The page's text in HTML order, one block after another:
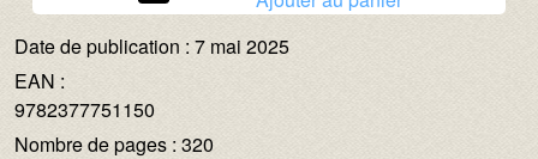
Date de publication : 7 mai 2025
EAN :
9782377751150
Nombre de pages :320